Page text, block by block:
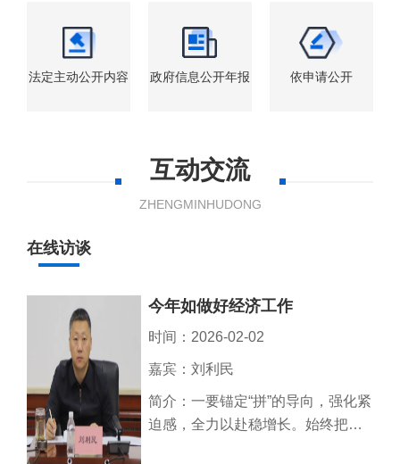
法定主动公开内容 政府信息公开年报 依申请公开
互动交流
ZHENGMINHUDONG
在线访谈
今年如做好经济工作
时间：2026-02-02
嘉宾：刘利民
简介：一要锚定“拼”的导向，强化紧
迫感，全力以赴稳增长。始终把经